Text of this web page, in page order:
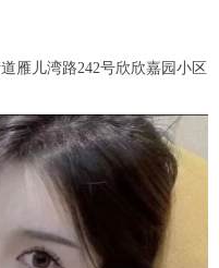
儿湾路242号欣欣嘉园小区